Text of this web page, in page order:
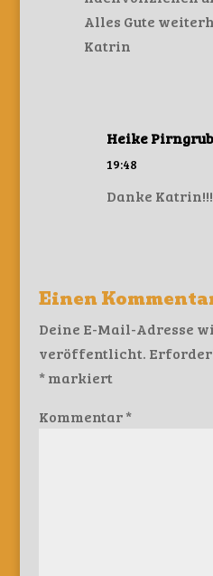
Alles Gute
Katrin
Heike
19:48
Danke
Einen
Deine E-Mail-Adresse
veröffentlicht.
*markiert
Kommentar*